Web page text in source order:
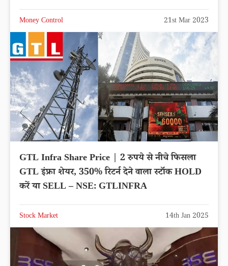
Money Control 21st Mar 2023
GTL Infra Share Price | 2 रुपये से नीचे फिसला
GTL इंफ्रा शेयर, 350% रिटर्न देने वाला स्टॉक HOLD
करें या SELL – NSE: GTLINFRA
Stock Market 14th Jan 2025